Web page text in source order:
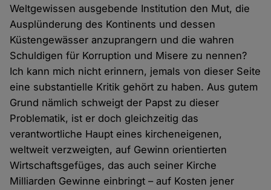
Weltgewissen ausgebende Institution den Mut, die
Ausplünderung des Kontinents und dessen
Küstengewässer anzuprangern und die wahren
Schuldigen für Korruption und Misere zu nennen?
Ich kann mich nicht erinnern, jemals von dieser Seite
eine substantielle Kritik gehört zu haben. Aus gutem
Grund nämlich schweigt der Papst zu dieser
Problematik, ist er doch gleichzeitig das
verantwortliche Haupt eines kircheneigenen,
weltweit verzweigten, auf Gewinn orientierten
Wirtschaftsgefüges, das auch seiner Kirche
Milliarden Gewinne einbringt – auf Kosten jener